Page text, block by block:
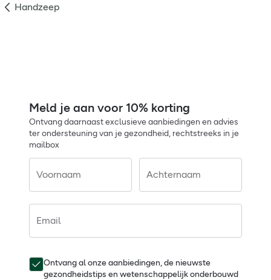
Handzeep
Meld je aan voor 10% korting
Ontvang daarnaast exclusieve aanbiedingen en advies
ter ondersteuning van je gezondheid, rechtstreeks in je
mailbox
Voornaam Achternaam
Email
Ontvang al onze aanbiedingen, de nieuwste
gezondheidstips en wetenschappelijk onderbouwd